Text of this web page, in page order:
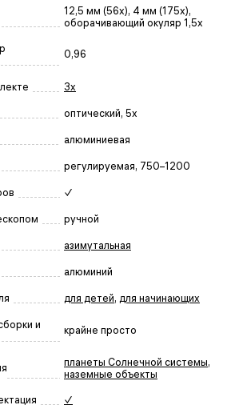
12,5 мм (56х), 4 мм (175х),
оборачивающий окуляр 1,5x
0,96
3x
оптический, 5x
алюминиевая
регулируемая, 750–1200
✓
ручной
азимутальная
алюминий
для детей, для начинающих
и
крайне просто
планеты Солнечной системы,
наземные объекты
✓